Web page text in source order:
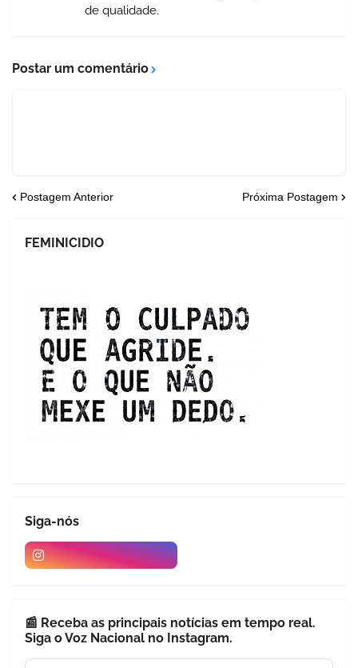
de qualidade.
Postar um comentário
Postagem Anterior Próxima Postagem
FEMINICIDIO
Siga-nós
📰 Receba as principais notícias em tempo real.
Siga o Voz Nacional no Instagram.